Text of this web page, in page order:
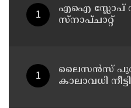
എഐ സ്ലോപ്
സ്നാപ്ചാറ്റ്
ലൈസൻസ്
കാലാവധി